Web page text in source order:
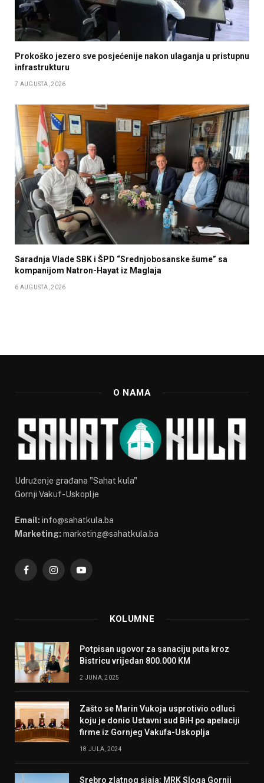
Prokoško jezero sve posjećenije nakon ulaganja u pristupnu
infrastrukturu
7 AUGUSTA, 2026
Saradnja Vlade SBK i ŠPD “Srednjobosanske šume” sa
kompanijom Natron-Hayat iz Maglaja
6 AUGUSTA, 2026
O NAMA
Udruženje građana "Sahat kula"
Gornji Vakuf-Uskoplje
Email: info@sahatkula.ba
Marketing: marketing@sahatkula.ba
FacebookInstagramYouTube
KOLUMNE
Potpisan ugovor za sanaciju puta kroz
Bistricu vrijedan 800.000 KM
2 JUNA, 2025
Zašto se Marin Vukoja usprotivio odluci
koju je donio Ustavni sud BiH po apelaciji
firme iz Gornjeg Vakufa-Uskoplja
18 JULA, 2024
Srebro zlatnog sjaja: MRK Sloga Gornji